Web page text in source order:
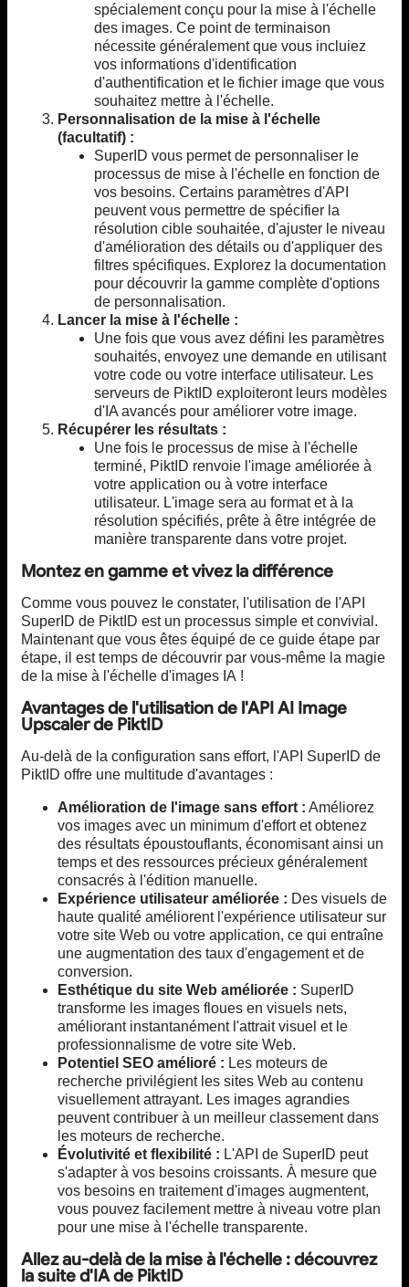
spécialement conçu pour la mise à l'échelle
des images. Ce point de terminaison
nécessite généralement que vous incluiez
vos informations d'identification
d'authentification et le fichier image que vous
souhaitez mettre à l'échelle.
Personnalisation de la mise à l'échelle
(facultatif) :
SuperID vous permet de personnaliser le
processus de mise à l'échelle en fonction de
vos besoins. Certains paramètres d'API
peuvent vous permettre de spécifier la
résolution cible souhaitée, d'ajuster le niveau
d'amélioration des détails ou d'appliquer des
filtres spécifiques. Explorez la documentation
pour découvrir la gamme complète d'options
de personnalisation.
Lancer la mise à l'échelle :
Une fois que vous avez défini les paramètres
souhaités, envoyez une demande en utilisant
votre code ou votre interface utilisateur. Les
serveurs de PiktID exploiteront leurs modèles
d'IA avancés pour améliorer votre image.
Récupérer les résultats :
Une fois le processus de mise à l'échelle
terminé, PiktID renvoie l'image améliorée à
votre application ou à votre interface
utilisateur. L'image sera au format et à la
résolution spécifiés, prête à être intégrée de
manière transparente dans votre projet.
Montez en gamme et vivez la différence
Comme vous pouvez le constater, l'utilisation de l'API
SuperID de PiktID est un processus simple et convivial.
Maintenant que vous êtes équipé de ce guide étape par
étape, il est temps de découvrir par vous-même la magie
de la mise à l'échelle d'images IA !
Avantages de l'utilisation de l'API AI Image
Upscaler de PiktID
Au-delà de la configuration sans effort, l'API SuperID de
PiktID offre une multitude d'avantages :
Amélioration de l'image sans effort : Améliorez
vos images avec un minimum d'effort et obtenez
des résultats époustouflants, économisant ainsi un
temps et des ressources précieux généralement
consacrés à l'édition manuelle.
Expérience utilisateur améliorée : Des visuels de
haute qualité améliorent l'expérience utilisateur sur
votre site Web ou votre application, ce qui entraîne
une augmentation des taux d'engagement et de
conversion.
Esthétique du site Web améliorée : SuperID
transforme les images floues en visuels nets,
améliorant instantanément l'attrait visuel et le
professionnalisme de votre site Web.
Potentiel SEO amélioré : Les moteurs de
recherche privilégient les sites Web au contenu
visuellement attrayant. Les images agrandies
peuvent contribuer à un meilleur classement dans
les moteurs de recherche.
Évolutivité et flexibilité : L'API de SuperID peut
s'adapter à vos besoins croissants. À mesure que
vos besoins en traitement d'images augmentent,
vous pouvez facilement mettre à niveau votre plan
pour une mise à l'échelle transparente.
Allez au-delà de la mise à l'échelle : découvrez
la suite d'IA de PiktID